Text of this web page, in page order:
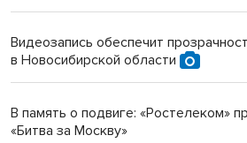
Видеозапись обеспечит
в Новосибирской области
В память о подвиге: «Ростелеком»
«Битва за Москву»